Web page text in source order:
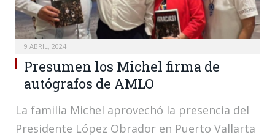
9 ABRIL, 2024
Presumen los Michel firma de
autógrafos de AMLO
La familia Michel aprovechó la presencia del
Presidente López Obrador en Puerto Vallarta